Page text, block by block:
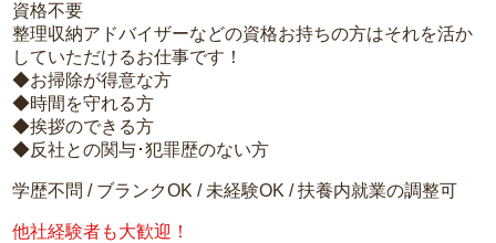
資格不要
整理収納アドバイザーなどの資格お持ちの方はそれを活か
していただけるお仕事です！
◆お掃除が得意な方
◆時間を守れる方
◆挨拶のできる方
◆反社との関与･犯罪歴のない方
学歴不問 / ブランクOK / 未経験OK / 扶養内就業の調整可
他社経験者も大歓迎！